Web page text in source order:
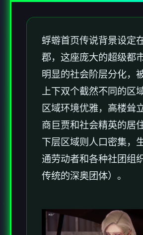
蜉蝣首页传说背景设定
郡，这座庞大的超级都
明显的社会阶层分化，
上下双个截然不同的区
区域环境优雅，高楼耸
商巨贾和社会精英的居
下层区域则人口密集，
通劳动者和各种社团组
传统的深奥团体）。